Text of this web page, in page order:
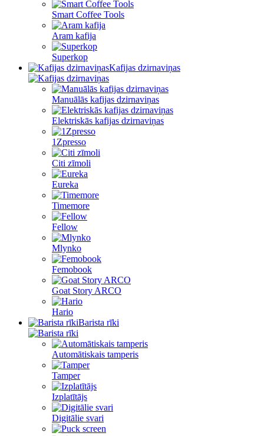
Smart Coffee Tools
Aram kafija
Superkop
Kafijas dzirnaviņas
Manuālās kafijas dzirnaviņas
Elektriskās kafijas dzirnaviņas
1Zpresso
Citi zīmoli
Eureka
Timemore
Fellow
Mlynko
Femobook
Goat Story ARCO
Hario
Barista rīki
Automātiskais tamperis
Tamper
Izplatītājs
Digitālie svari